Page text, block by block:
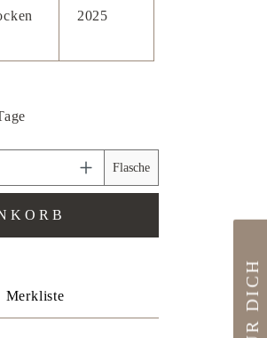
2025
Wert ein oder
Flasche
Merkliste